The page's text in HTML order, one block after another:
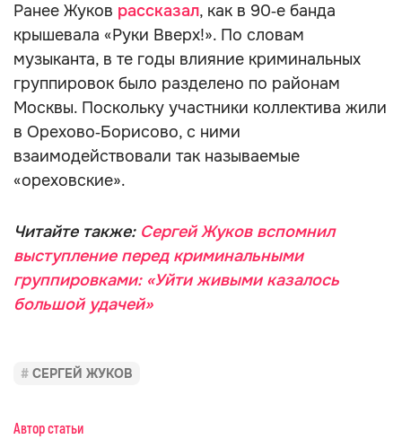
Ранее Жуков рассказал, как в 90‑е банда
крышевала «Руки Вверх!». По словам
музыканта, в те годы влияние криминальных
группировок было разделено по районам
Москвы. Поскольку участники коллектива жили
в Орехово‑Борисово, с ними
взаимодействовали так называемые
«ореховские».
Читайте также: Сергей Жуков вспомнил
выступление перед криминальными
группировками: «Уйти живыми казалось
большой удачей»
СЕРГЕЙ ЖУКОВ
Автор статьи